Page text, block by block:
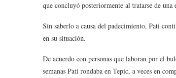
que concluyó posteriormente al tratarse de una
Sin saberlo a causa del padecimiento, Pati
en su situación.
De acuerdo con personas que laboran por el
semanas Pati rondaba en Tepic, a veces en